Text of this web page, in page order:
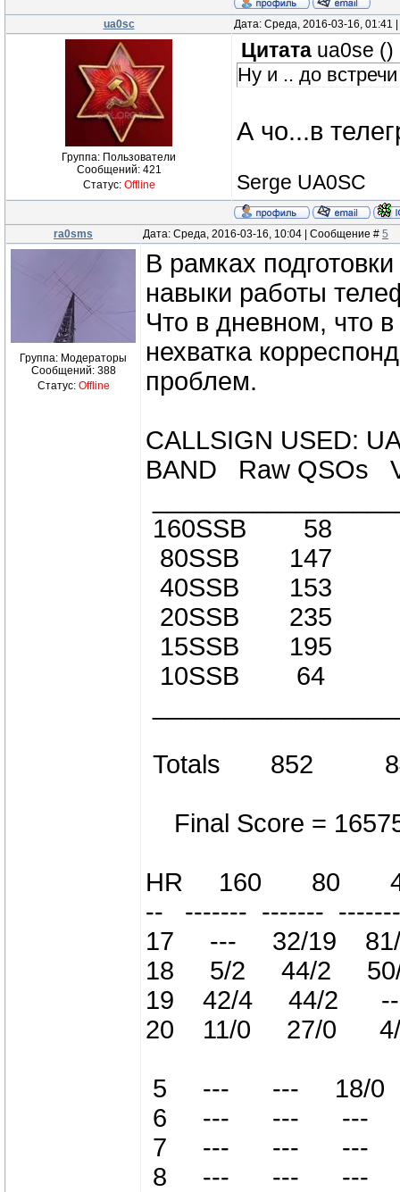
ua0sc Дата: Среда, 2016-03-16,
Группа: Пользователи
Сообщений: 421
Статус: Offline
Цитата ua0se ()
Ну и .. до
А чо...в
Serge UA0SC
ra0sms Дата: Среда, 2016-03-16, 10:04 | Сообщение # 5
Группа: Модераторы
Сообщений: 388
Статус: Offline
В рамках
навыки работы
Что в дневном, что
нехватка
проблем.
CALLSIGN USED:
BAND Raw
160SSB
80SSB
40SSB
20SSB
15SSB
10SSB
Totals 852
Final Score =
HR 160 80 40
-- ------- -------
17 --- 32/19
18 5/2 44/2
19 42/4 44/2
20 11/0 27/0
5 --- --- 18/0
6 --- --- ---
7 --- --- ---
8 --- --- ---